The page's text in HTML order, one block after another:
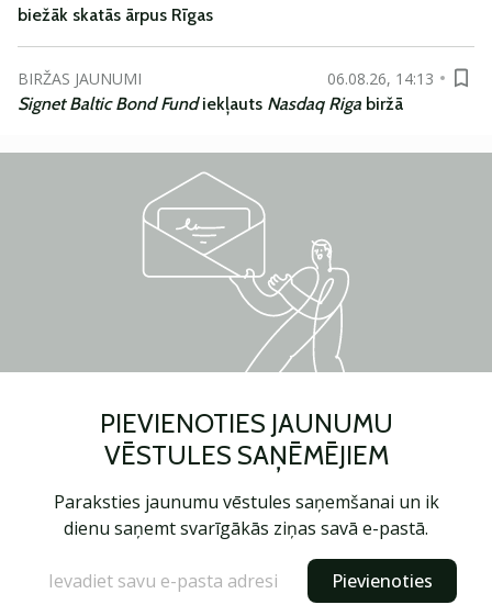
biežāk skatās ārpus Rīgas
BIRŽAS JAUNUMI
06.08.26, 14:13
Signet Baltic Bond Fundiekļauts Nasdaq Riga biržā
PIEVIENOTIES JAUNUMU
VĒSTULES SAŅĒMĒJIEM
Paraksties jaunumu vēstules saņemšanai un ik
dienu saņemt svarīgākās ziņas savā e-pastā.
Pievienoties